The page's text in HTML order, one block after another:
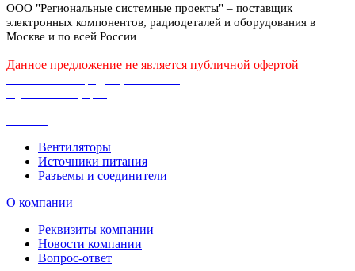
ООО "Региональные системные проекты" – поставщик
электронных компонентов, радиодеталей и оборудования в
Москве и по всей России
Данное предложение не является публичной офертой
Вентиляторы
Источники питания
Разъемы и соединители
О компании
Реквизиты компании
Новости компании
Вопрос-ответ